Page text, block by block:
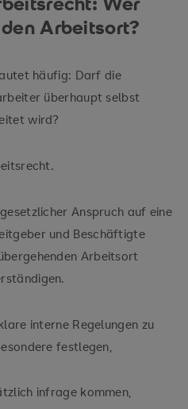
Arbeitsort?
häufig: Darf die
überhaupt selbst
wird?
Anspruch auf eine
und Beschäftigte
Arbeitsort
interne Regelungen zu
festlegen,
infrage kommen,